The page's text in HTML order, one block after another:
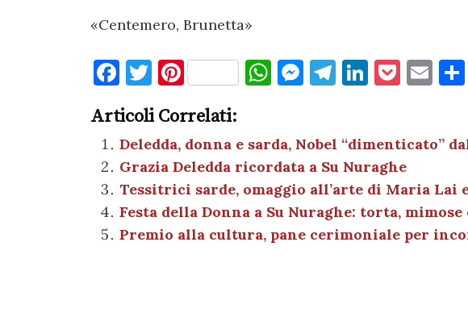
«Centemero, Brunetta»
F
c
e
b
o
o
T
it
te
r
Pi
er
es
t
W
s
A
p
p
M
n
g
er
T
gr
a
m
Li
e
dI
n
P
k
et
E
l
Articoli Correlati:
Deledda, donna e sarda, Nobel “dimenticato”
Grazia Deledda ricordata a Su Nuraghe
Tessitrici sarde, omaggio all’arte di Maria Lai
Festa della Donna a Su Nuraghe: torta,
Premio alla cultura, pane cerimoniale per